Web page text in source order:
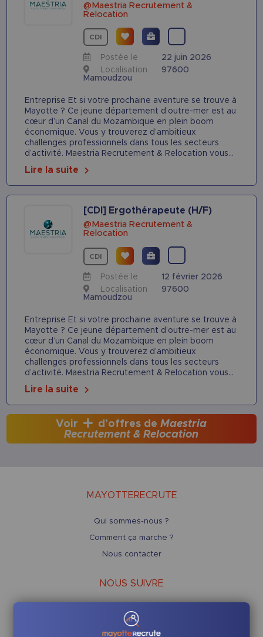
@Maestria Recrutement &
Relocation
CDI
Postée le
22 juin 2026
Localisation
97600
Mamoudzou
Entreprise Et si votre prochaine aventure se trouve à
Mayotte ? Ce jeune département d’outre-mer est au
cœur d’un Canal du Mozambique en plein boom
économique. Vous y trouverez d’ambitieux
challenges professionnels dans tous les secteurs
d’activité. Maestria Recrutement & Relocation vous...
Lire la suite
[CDI] Ergothérapeute (H/F)
@Maestria Recrutement &
Relocation
CDI
Postée le
12 février 2026
Localisation
97600
Mamoudzou
Entreprise Et si votre prochaine aventure se trouve à
Mayotte ? Ce jeune département d’outre-mer est au
cœur d’un Canal du Mozambique en plein boom
économique. Vous y trouverez d’ambitieux
challenges professionnels dans tous les secteurs
d’activité. Maestria Recrutement & Relocation vous...
Lire la suite
Voir d’offres deMaestria
Recrutement & Relocation
MAYOTTERECRUTE
Qui sommes-nous ?
Comment ça marche ?
Nous contacter
NOUS SUIVRE